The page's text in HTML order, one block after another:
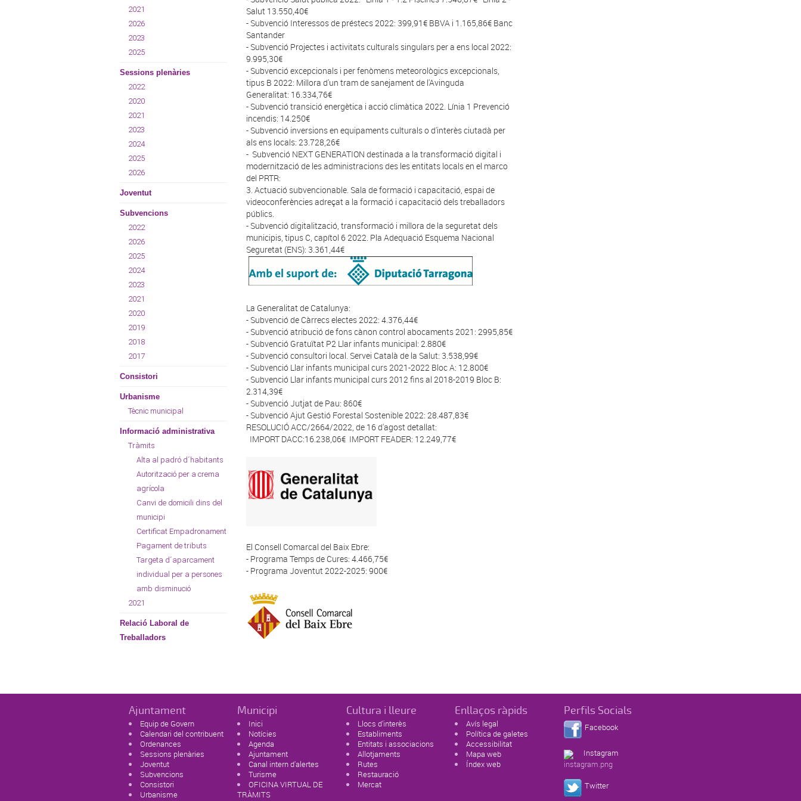
2021
2026
2023
2025
Sessions plenàries
2022
2020
2021
2023
2024
2025
2026
Joventut
Subvencions
2022
2026
2025
2024
2023
2021
2020
2019
2018
2017
Consistori
Urbanisme
Tècnic municipal
Informació administrativa
Tràmits
Alta al padró d´habitants
Autorització per a crema
agrícola
Canvi de domicili dins del
municipi
Certificat Empadronament
Pagament de tributs
Targeta d´aparcament
individual per a persones
amb disminució
2021
Relació Laboral de
Treballadors
Salut 13.550,40€
- Subvenció Interessos de préstecs 2022: 399,91€ BBVA i 1.165,86€ Banc
Santander
- Subvenció Projectes i activitats culturals singulars per a ens local 2022:
9.995,30€
- Subvenció excepcionals i per fenòmens meteorològics excepcionals,
tipus B 2022: Millora d'un tram de sanejament de l'Avinguda
Generalitat: 16.334,76€
- Subvenció transició energètica i acció climàtica 2022. Línia 1 Prevenció
incendis: 14.250€
- Subvenció inversions en equipaments culturals o d'interès ciutadà per
als ens locals: 23.728,26€
- Subvenció NEXT GENERATION destinada a la transformació digital i
modernització de les administracions des les entitats locals en el marco
del PRTR:
3. Actuació subvencionable. Sala de formació i capacitació, espai de
videoconferències adreçat a la formació i capacitació dels treballadors
públics.
- Subvenció digitalització, transformació i millora de la seguretat dels
municipis, tipus C, capítol 6 2022. Pla Adequació Esquema Nacional
Seguretat (ENS): 3.361,44€
La Generalitat de Catalunya:
- Subvenció de Càrrecs electes 2022: 4.376,44€
- Subvenció atribució de fons cànon control abocaments 2021: 2995,85€
- Subvenció Gratuïtat P2 Llar infants municipal: 2.880€
- Subvenció consultori local. Servei Català de la Salut: 3.538,99€
- Subvenció Llar infants municipal curs 2021-2022 Bloc A: 12.800€
- Subvenció Llar infants municipal curs 2012 fins al 2018-2019 Bloc B:
2.314,39€
- Subvenció Jutjat de Pau: 860€
- Subvenció Ajut Gestió Forestal Sostenible 2022: 28.487,83€
RESOLUCIÓ ACC/2664/2022, de 16 d'agost detallat:
IMPORT DACC:16.238,06€ IMPORT FEADER: 12.249,77€
El Consell Comarcal del Baix Ebre:
- Programa Temps de Cures: 4.466,75€
- Programa Joventut 2022-2025: 900€
Ajuntament
Equip de Govern
Calendari del contribuent
Ordenances
Sessions plenàries
Joventut
Subvencions
Consistori
Urbanisme
Municipi
Inici
Notícies
Agenda
Ajuntament
Canal intern d'alertes
Turisme
OFICINA VIRTUAL DE
TRÀMITS
Cultura i lleure
Llocs d'interès
Establiments
Entitats i associacions
Allotjaments
Rutes
Restauració
Mercat
Enllaços ràpids
Avís legal
Política de galetes
Accessibilitat
Mapa web
Índex web
Perfils Socials
Facebook
Instagram
Twitter